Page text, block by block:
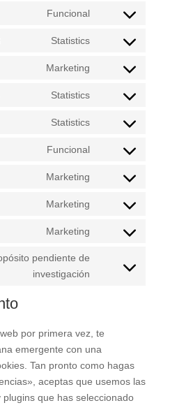
GOOGLE-
WORDPRESS
Funcional
CONSENT
COMPLIANZ
Statistics
CONSENT
GOOGLE-
Marketing
CONSENT
GOOGLE-
Statistics
CONSENT
SOURCEBUSTER-
Statistics
CONSENT
AUTOMATTIC
Funcional
CONSENT
WPML
Marketing
CONSENT
GOOGLE-
Marketing
CONSENT
Marketing
CONSENT
SERVICE
pendiente de
investigación
CONSENT
por primera vez, te
emergente con una
Tan pronto como hagas
aceptas que usemos las
que has seleccionado